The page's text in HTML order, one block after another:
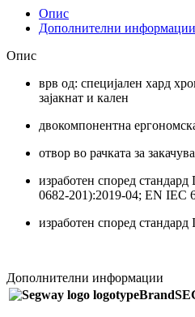
Опис
Дополнителни информации
Опис
врв од: специјален хард
зајакнат и кален
двокомпонентна
отвор во рачката за
изработен според
0682-201):2019-04; EN IEC
изработен според стандард
Дополнителни информации
Brand